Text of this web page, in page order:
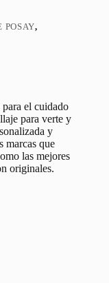
POSAY,
el cuidado
para verte y
y
marcas que
las mejores
originales.